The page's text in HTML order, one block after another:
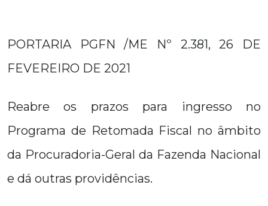
PORTARIA PGFN /ME Nº 2.381, 26 DE
FEVEREIRO DE 2021
Reabre os prazos para ingresso no
Programa de Retomada Fiscal no âmbito
da Procuradoria-Geral da Fazenda Nacional
e dá outras providências.